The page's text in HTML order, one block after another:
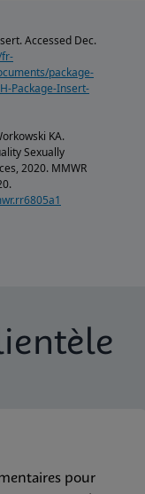
Accessed Dec.
fr-
package-
Package-Insert-
KA.
Sexually
2020. MMWR
pour